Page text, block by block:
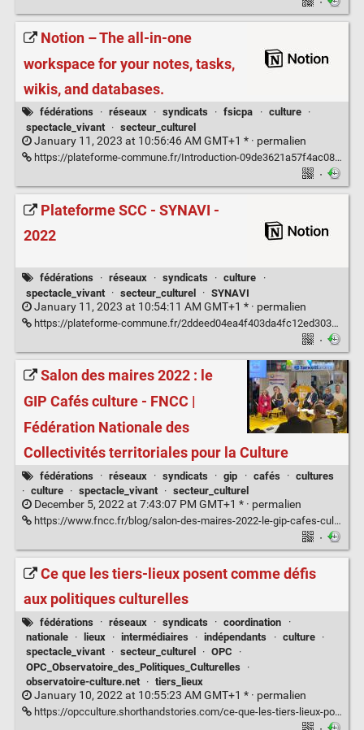
Notion – The all-in-one
workspace for your notes, tasks,
wikis, and databases.
fédérations · réseaux · syndicats · fsicpa · culture
·
spectacle_vivant
· secteur_culturel
January 11, 2023 at 10:56:46 AM GMT+1 * · permalien
https://plateforme-commune.fr/Introduction-09de3621a57f4ac08598bed683285a4e
·
Plateforme SCC - SYNAVI -
2022
fédérations · réseaux · syndicats · culture
·
spectacle_vivant
· secteur_culturel · SYNAVI
January 11, 2023 at 10:54:11 AM GMT+1 * · permalien
https://plateforme-commune.fr/2ddeed04ea4f403da4fc12ed3036f5a5
·
Salon des maires 2022 : le
GIP Cafés culture - FNCC |
Fédération Nationale des
Collectivités territoriales pour la Culture
fédérations · réseaux · syndicats · gip · cafés · cultures
· culture · spectacle_vivant · secteur_culturel
December 5, 2022 at 7:43:07 PM GMT+1 * · permalien
https://www.fncc.fr/blog/salon-des-maires-2022-le-gip-cafes-culture/
·
Ce que les tiers-lieux posent comme défis
aux politiques culturelles
fédérations · réseaux · syndicats · coordination
·
nationale
· lieux · intermédiaires · indépendants · culture
·
spectacle_vivant
· secteur_culturel · OPC
·
OPC_Observatoire_des_Politiques_Culturelles
·
observatoire-culture.net
· tiers_lieux
January 10, 2022 at 10:55:23 AM GMT+1 * · permalien
https://opcculture.shorthandstories.com/ce-que-les-tiers-lieux-posent-comme-defis-aux-politiques-culturelles-observatoire-des-politiques-culturelles/#_ftn2